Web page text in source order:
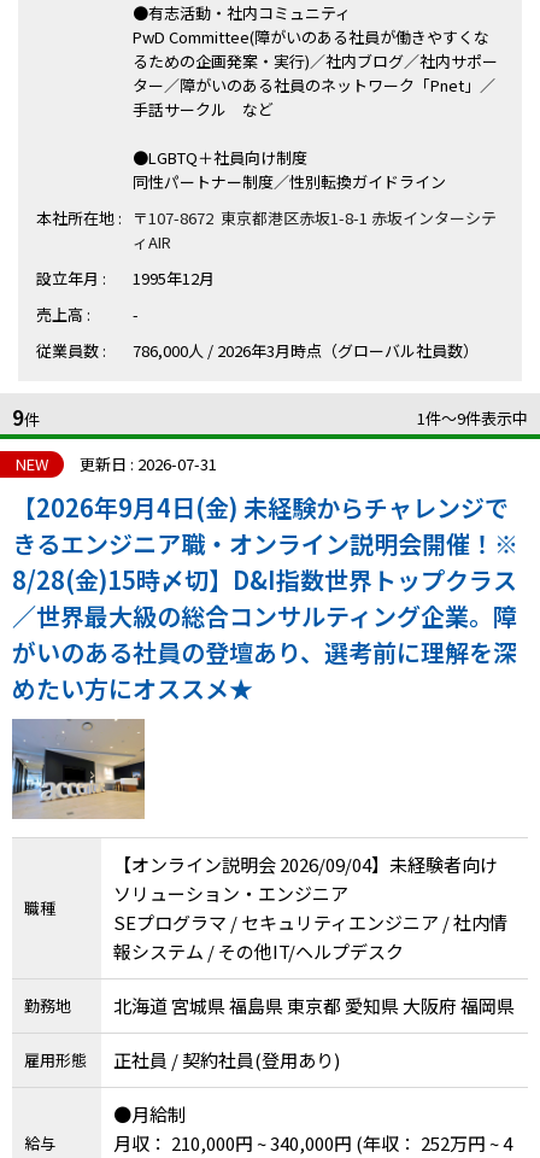
●有志活動・社内コミュニティ
PwD Committee(障がいのある社員が働きやすくな
るための企画発案・実行)／社内ブログ／社内サポー
ター／障がいのある社員のネットワーク「Pnet」／
手話サークル など
●LGBTQ＋社員向け制度
同性パートナー制度／性別転換ガイドライン
本社所在地 :
〒107-8672 東京都港区赤坂1-8-1 赤坂インターシテ
ィAIR
設立年月 :
1995年12月
売上高 :
-
従業員数 :
786,000人 / 2026年3月時点（グローバル社員数）
9件
1件〜9件表示中
NEW
更新日 : 2026-07-31
【2026年9月4日(金) 未経験からチャレンジで
きるエンジニア職・オンライン説明会開催！※
8/28(金)15時〆切】D&I指数世界トップクラス
／世界最大級の総合コンサルティング企業。障
がいのある社員の登壇あり、選考前に理解を深
めたい方にオススメ★
職種
【オンライン説明会 2026/09/04】未経験者向け
ソリューション・エンジニア
SEプログラマ / セキュリティエンジニア / 社内情
報システム / その他IT/ヘルプデスク
勤務地 北海道 宮城県 福島県 東京都 愛知県 大阪府 福岡県
雇用形態 正社員 / 契約社員(登用あり)
給与
●月給制
月収： 210,000円 ~ 340,000円 (年収： 252万円 ~ 4
求人検索・スカウトサービス
障害者専門の求人検索・スカウトサービス
就労移行支援サービス
ソーシャルファームサービス
しいたけ生産で実現する
新しい障害者雇用支援サービス
ご利用ガイド
メニューを閉じる
採用をお考えの企業様はこちら